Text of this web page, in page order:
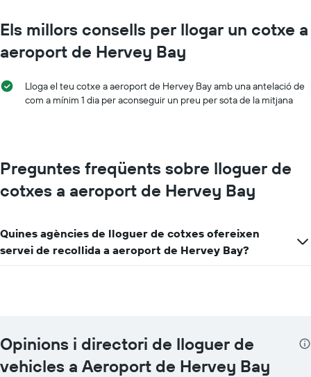
Els millors consells per llogar un cotxe a
aeroport de Hervey Bay
Lloga el teu cotxe a aeroport de Hervey Bay amb una antelació de
com a mínim 1 dia per aconseguir un preu per sota de la mitjana
Preguntes freqüents sobre lloguer de
cotxes a aeroport de Hervey Bay
Quines agències de lloguer de cotxes ofereixen
servei de recollida a aeroport de Hervey Bay?
Opinions i directori de lloguer de
vehicles a Aeroport de Hervey Bay